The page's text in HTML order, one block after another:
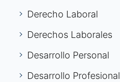
Derecho Laboral
Derechos Laborales
Desarrollo Personal
Desarrollo Profesional